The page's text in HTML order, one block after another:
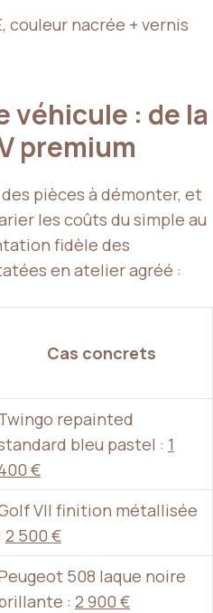
couleur nacrée + vernis
véhicule : de la
premium
pièces à démonter, et
les coûts du simple au
fidèle des
en atelier agréé :
Cas concrets
repainted
bleu pastel : 1
€
VII finition métallisée
2 500 €
508 laque noire
: 2 900 €